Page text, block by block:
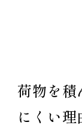
荷物を積
にくい理